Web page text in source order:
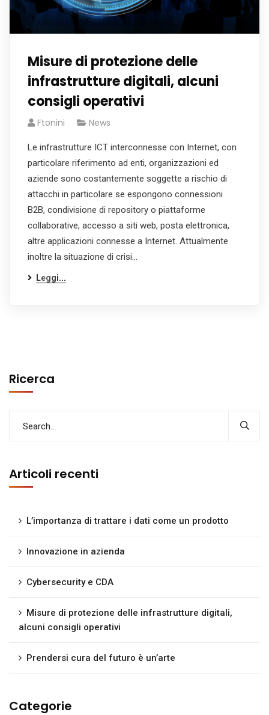
Misure di protezione delle
infrastrutture digitali, alcuni
consigli operativi
Ftonini News
Le infrastrutture ICT interconnesse con Internet, con
particolare riferimento ad enti, organizzazioni ed
aziende sono costantemente soggette a rischio di
attacchi in particolare se espongono connessioni
B2B, condivisione di repository o piattaforme
collaborative, accesso a siti web, posta elettronica,
altre applicazioni connesse a Internet. Attualmente
inoltre la situazione di crisi…
Leggi...
Ricerca
Articoli recenti
L’importanza di trattare i dati come un prodotto
Innovazione in azienda
Cybersecurity e CDA
Misure di protezione delle infrastrutture digitali,
alcuni consigli operativi
Prendersi cura del futuro è un’arte
Categorie